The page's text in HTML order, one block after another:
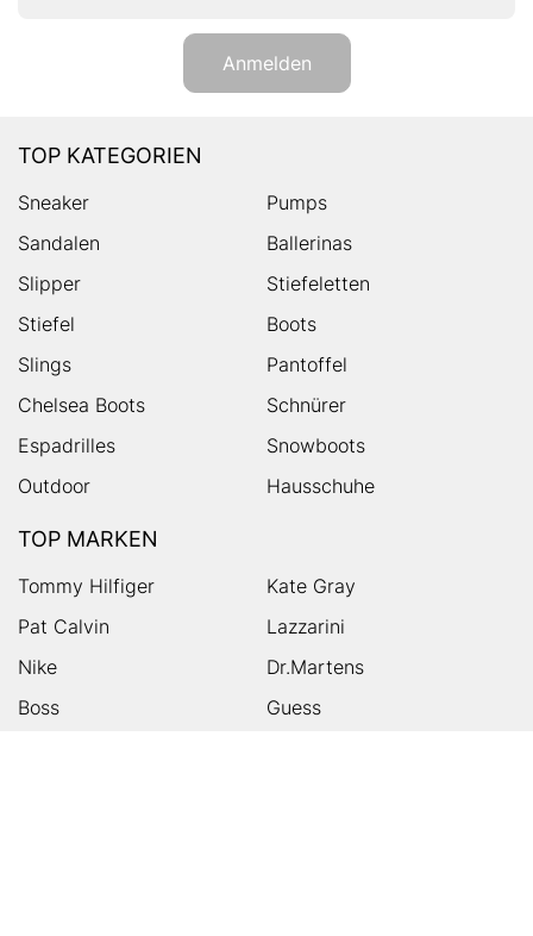
Anmelden
TOP KATEGORIEN
Sneaker
Pumps
Sandalen
Ballerinas
Slipper
Stiefeletten
Stiefel
Boots
Slings
Pantoffel
Chelsea Boots
Schnürer
Espadrilles
Snowboots
Outdoor
Hausschuhe
TOP MARKEN
Tommy Hilfiger
Kate Gray
Pat Calvin
Lazzarini
Nike
Dr.Martens
Boss
Guess